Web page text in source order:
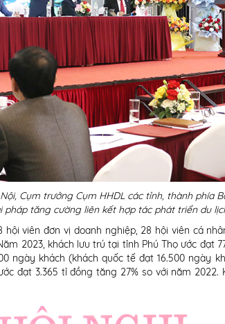
Cụm trưởng Cụm HHDL các tỉnh, thành phía
pháp tăng cường liên kết hợp tác phát triển du
hội viên đơn vị doanh nghiệp, 28 hội viên cá
2023, khách lưu trú tại tỉnh Phú Thọ ước đạt
ngày khách (khách quốc tế đạt 16.500 ngày
đạt 3.365 tỉ đồng tăng 27% so với năm